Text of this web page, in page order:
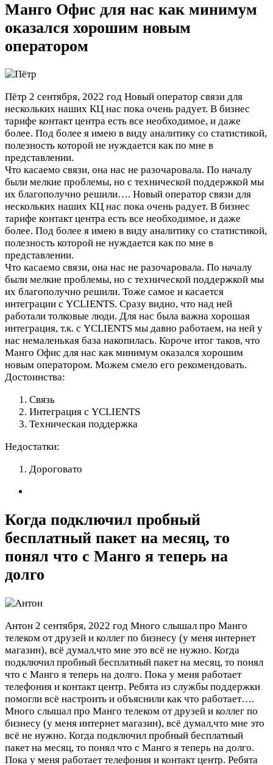
Манго Офис для нас как минимум
оказался хорошим новым
оператором
Пётр 2 сентября, 2022 год Новый оператор связи для
нескольких наших КЦ нас пока очень радует. В бизнес
тарифе контакт центра есть все необходимое, и даже
более. Под более я имею в виду аналитику со статистикой,
полезность которой не нуждается как по мне в
представлении.
Что касаемо связи, она нас не разочаровала. По началу
были мелкие проблемы, но с технической поддержкой мы
их благополучно решили…. Новый оператор связи для
нескольких наших КЦ нас пока очень радует. В бизнес
тарифе контакт центра есть все необходимое, и даже
более. Под более я имею в виду аналитику со статистикой,
полезность которой не нуждается как по мне в
представлении.
Что касаемо связи, она нас не разочаровала. По началу
были мелкие проблемы, но с технической поддержкой мы
их благополучно решили. Тоже самое и касается
интеграции с YCLIENTS. Сразу видно, что над ней
работали толковые люди. Для нас была важна хорошая
интеграция, т.к. с YCLIENTS мы давно работаем, на ней у
нас немаленькая база накопилась. Короче итог таков, что
Манго Офис для нас как минимум оказался хорошим
новым оператором. Можем смело его рекомендовать.
Достоинства:
Связь
Интеграция с YCLIENTS
Техническая поддержка
Недостатки:
Дороговато
Когда подключил пробный
бесплатный пакет на месяц, то
понял что с Манго я теперь на
долго
Антон 2 сентября, 2022 год Много слышал про Манго
телеком от друзей и коллег по бизнесу (у меня интернет
магазин), всё думал,что мне это всё не нужно. Когда
подключил пробный бесплатный пакет на месяц, то понял
что с Манго я теперь на долго. Пока у меня работает
телефония и контакт центр. Ребята из службы поддержки
помогли всё настроить и объяснили как что работает….
Много слышал про Манго телеком от друзей и коллег по
бизнесу (у меня интернет магазин), всё думал,что мне это
всё не нужно. Когда подключил пробный бесплатный
пакет на месяц, то понял что с Манго я теперь на долго.
Пока у меня работает телефония и контакт центр. Ребята